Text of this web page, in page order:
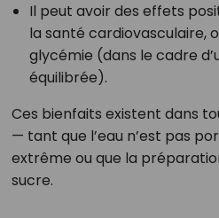
Il peut avoir des effets
la santé cardiovasculaire,
glycémie (dans le cadre
équilibrée).
Ces bienfaits existent dans
— tant que l’eau n’est pas
extrême ou que la
sucre.